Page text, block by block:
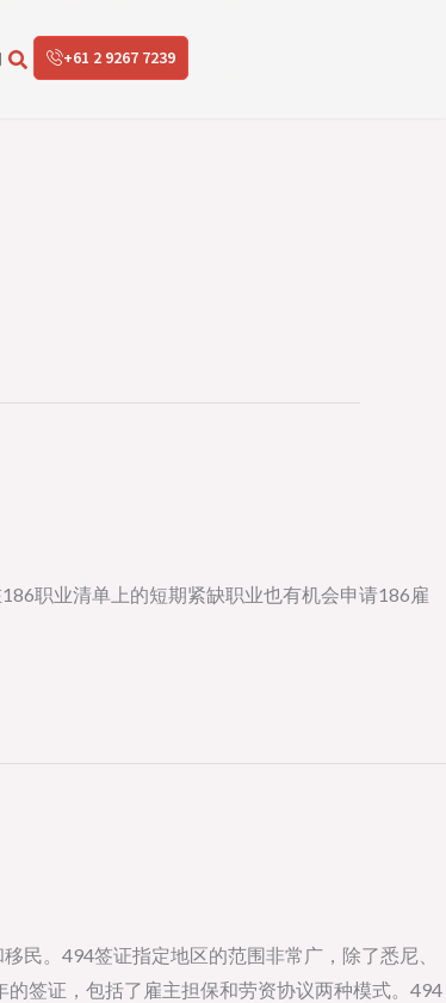
+61 2 9267 7239
职业清单上的短期紧缺职业也有机会申请186雇
民。494签证指定地区的范围非常广，除了悉尼、
的签证，包括了雇主担保和劳资协议两种模式。494